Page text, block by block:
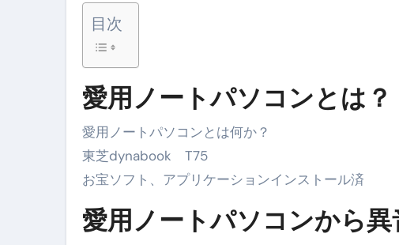
アフィリエイト【稼げるキーワード】
【必見】融資受けるなら”コレ”を確実
弁護士が教える「投資詐欺」に引っ
【2023年最新】金融ブラックでも可能
目次
愛用ノートパソコンとは？
愛用ノートパソコンとは何か？
東芝dynabook T75
お宝ソフト、アプリケーションインストール済
愛用ノートパソコンから異